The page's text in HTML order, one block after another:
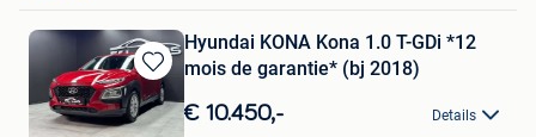
Bewaren
in
Mijn
Hyundai KONA Kona 1.0 T-GDi *12
mois de garantie* (bj 2018)
€ 10.450,- Details